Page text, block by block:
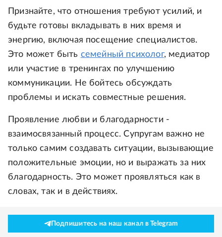
Признайте, что отношения требуют усилий, и
будьте готовы вкладывать в них время и
энергию, включая посещение специалистов.
Это может быть семейный психолог, медиатор
или участие в тренингах по улучшению
коммуникации. Не бойтесь обсуждать
проблемы и искать совместные решения.
Проявление любви и благодарности -
взаимосвязанный процесс. Супругам важно не
только самим создавать ситуации, вызывающие
положительные эмоции, но и выражать за них
благодарность. Это может проявляться как в
словах, так и в действиях.
Подпишитесь на наш канал в Telegram